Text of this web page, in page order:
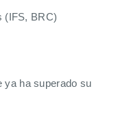
(IFS, BRC)
ya ha superado su